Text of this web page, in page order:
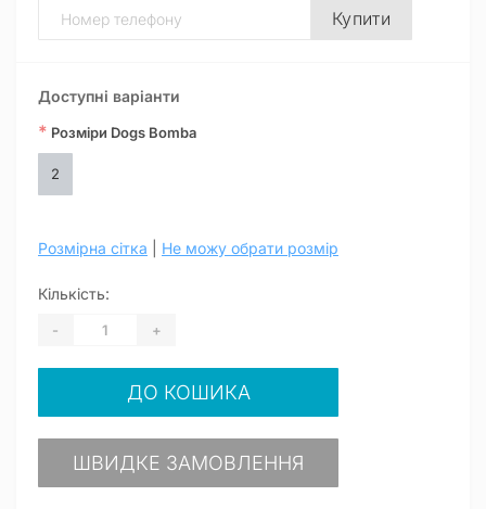
Купити
Доступні варіанти
* Розміри Dogs Bomba
2
Розмірна сітка Не можу обрати розмір
Кількість:
- +
ДО КОШИКА
ШВИДКЕ ЗАМОВЛЕННЯ